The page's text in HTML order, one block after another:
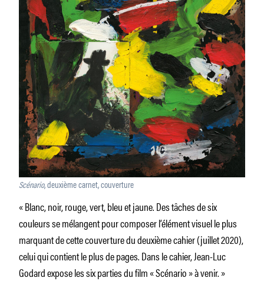
Scénario, deuxième carnet, couverture
« Blanc, noir, rouge, vert, bleu et jaune. Des tâches de six
couleurs se mélangent pour composer l’élément visuel le plus
marquant de cette couverture du deuxième cahier (juillet 2020),
celui qui contient le plus de pages. Dans le cahier, Jean-Luc
Godard expose les six parties du film « Scénario » à venir. »